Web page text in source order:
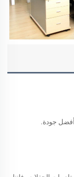
أفضل جودة.